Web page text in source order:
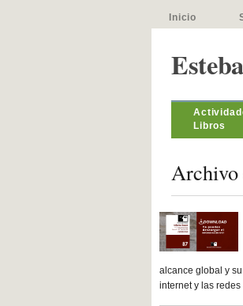
Inicio
Libros
Archivo
alcance global y
internet y las